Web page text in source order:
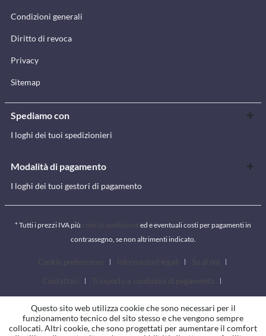
Condizioni generali
Diritto di revoca
Privacy
Sitemap
Spediamo con
I loghi dei tuoi spedizionieri
Modalità di pagamento
I loghi dei tuoi gestori di pagamento
* Tutti i prezzi IVA più
ed e eventuali costi per pagamenti in
contrassegno, se non altrimenti indicato.
Condizioni generali
Diritto di revoca Privacy
Questo sito web utilizza cookie che sono necessari per il
funzionamento tecnico del sito stesso e che vengono sempre
collocati. Altri cookie, che sono progettati per aumentare il comfort